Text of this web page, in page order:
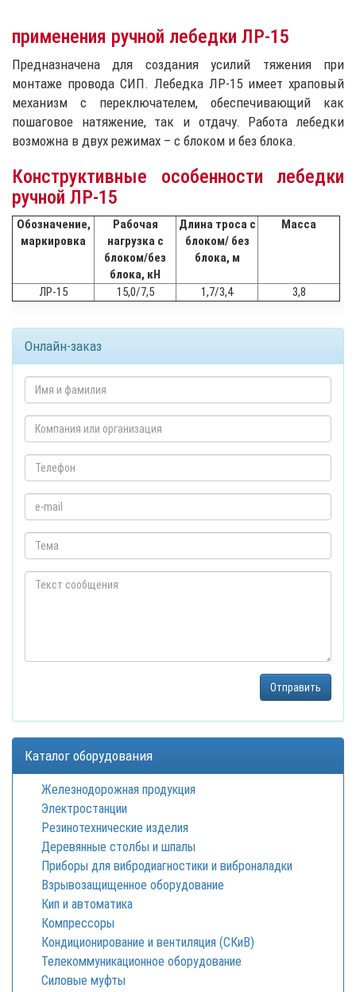
применения ручной лебедки ЛР-15
Предназначена для создания усилий тяжения при
монтаже провода СИП. Лебедка ЛР-15 имеет храповый
механизм с переключателем, обеспечивающий как
пошаговое натяжение, так и отдачу. Работа лебедки
возможна в двух режимах – с блоком и без блока.
Конструктивные особенности лебедки
ручной ЛР-15
Обозначение,
маркировка
Рабочая
нагрузка с
блоком/без
блока, кН
Длина троса с
блоком/ без
блока, м
Масса
ЛР-15 15,0/7,5 1,7/3,4 3,8
Онлайн-заказ
Каталог оборудования
Железнодорожная продукция
Электростанции
Резинотехнические изделия
Деревянные столбы и шпалы
Приборы для вибродиагностики и виброналадки
Взрывозащищенное оборудование
Кип и автоматика
Компрессоры
Кондиционирование и вентиляция (СКиВ)
Телекоммуникационное оборудование
Силовые муфты